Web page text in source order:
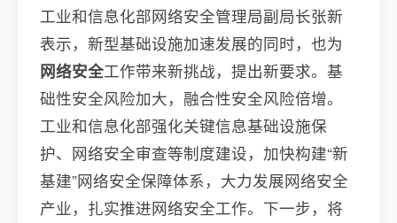
工业和信息化部网络安全管理局副局长张新
表示，新型基础设施加速发展的同时，也为
网络安全工作带来新挑战，提出新要求。基
础性安全风险加大，融合性安全风险倍增。
工业和信息化部强化关键信息基础设施保
护、网络安全审查等制度建设，加快构建“新
基建”网络安全保障体系，大力发展网络安全
产业，扎实推进网络安全工作。下一步，将